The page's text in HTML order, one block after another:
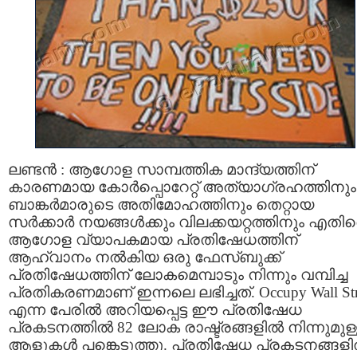
ലണ്ടന്‍ : ആഗോള സാമ്പത്തിക മാന്ദ്യത്തിന്
കാരണമായ കോര്‍പ്പൊറേറ്റ്‌ അത്യാഗ്രഹത്തിനും
ബാങ്കര്‍മാരുടെ അതിമോഹത്തിനും തെറ്റായ
സര്‍ക്കാര്‍ നയങ്ങള്‍ക്കും വിലക്കയറ്റത്തിനും
ആഗോള വ്യാപകമായ പ്രതിഷേധത്തിന്
ആഹ്വാനം നല്‍കിയ ഒരു ഫേസ്ബുക്ക്
പ്രതിഷേധത്തിന് ലോകമെമ്പാടും നിന്നും വമ്പിച്ച
പ്രതികരണമാണ് ഇന്നലെ ലഭിച്ചത്. Occupy Wall
എന്ന പേരില്‍ അറിയപ്പെട്ട ഈ പ്രതിഷേധ
പ്രകടനത്തില്‍ 82 ലോക രാഷ്ട്രങ്ങളില്‍
ആളുകള്‍ പങ്കെടുത്തു. പ്രതിഷേധ